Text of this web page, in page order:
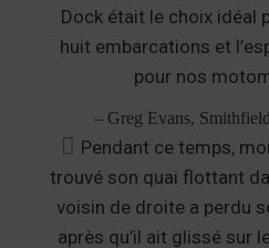
Dock était le choix idéal
huit embarcations et
pour nos
– Greg Evans,
Pendant ce temps,
trouvé son quai flottant
voisin de droite a perdu
après qu’il ait glissé sur